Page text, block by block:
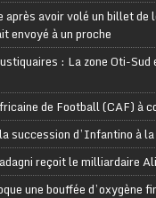
avoir volé un billet de
envoyé à un proche
: La zone Oti-Sud
de Football (CAF) à
succession d’Infantino à
reçoit le milliardaire
une bouffée d’oxygène